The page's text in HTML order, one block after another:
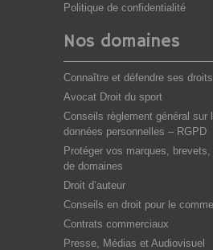
Politique de confidentialité
Nos domaines
Connaître et défendre ses
Avocat Droit du sport
Conseils règlement général sur
données personnelles – RGPD
Protéger vos marques,
de domaines
Droit d’auteur
Conseils en droit pour le
Contrats commerciaux
Presse, Médias et Audiovisuel